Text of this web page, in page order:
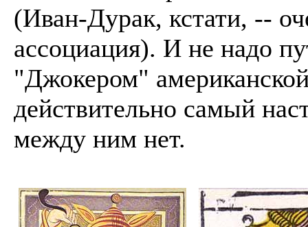
(Иван-Дурак, кстати, --
ассоциация). И не надо
"Джокером"
действительно самый
между ним нет.